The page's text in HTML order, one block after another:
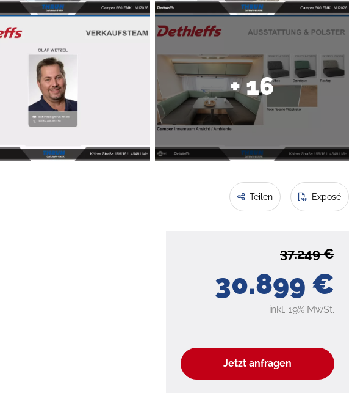
+ 16
Teilen Exposé
30.899 €
37.249 €
inkl. 19% MwSt.
Jetzt anfragen